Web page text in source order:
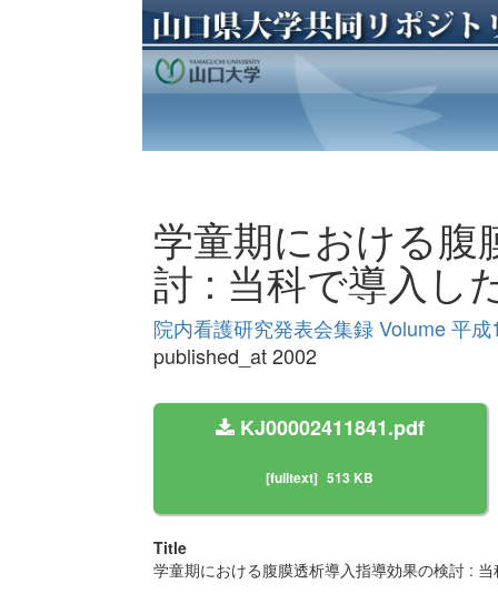
学童期における腹
討 : 当科で導入し
院内看護研究発表会集録 Volume 平成
published_at 2002
KJ00002411841.pdf
[fulltext] 513 KB
Title
学童期における腹膜透析導入指導効果の検討 :